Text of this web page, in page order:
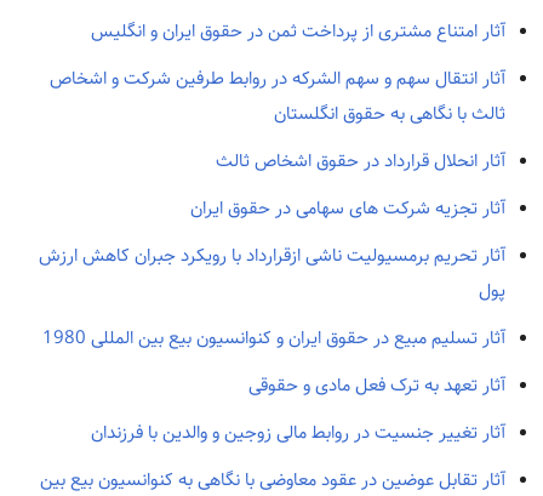
آثار امتناع مشتری از پرداخت ثمن در حقوق ایران و انگلیس
آثار انتقال سهم و سهم الشرکه در روابط طرفین شرکت و اشخاص
ثالث با نگاهی به حقوق انگلستان
آثار انحلال قرارداد در حقوق اشخاص ثالث
آثار تجزیه شرکت های سهامی در حقوق ایران
آثار تحریم برمسیولیت ناشی ازقرارداد با رویکرد جبران کاهش ارزش
پول
آثار تسلیم مبیع در حقوق ایران و کنوانسیون بیع بین المللی 1980
آثار تعهد به ترک فعل مادی و حقوقی
آثار تغییر جنسیت در روابط مالی زوجین و والدین با فرزندان
آثار تقابل عوضین در عقود معاوضی با نگاهی به کنوانسیون بیع بین